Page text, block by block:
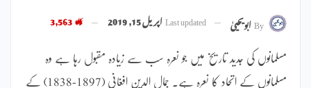
Byابویحییٰ Last updatedاپریل 15, 2019
مسلمانوں کی جدید تاریخ میں جو نعرہ سب سے زیادہ مقبول رہا ہے وہ
مسلمانوں کے اتحاد کا نعرہ ہے۔ جمال الدین افغانی (1897-1838) کے